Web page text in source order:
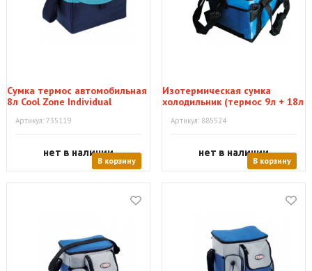
Сумка термос автомобильная
8л Cool Zone Individual
Артикул: 735119
нет в наличии
В корзину
Изотермическая сумка
холодильник (термос 9л + 18л
Артикул: 885524
нет в наличии
В корзину